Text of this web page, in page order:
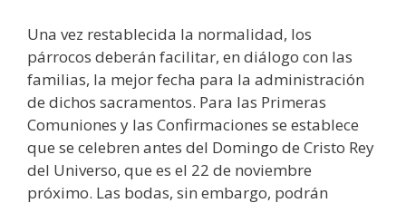
Una vez restablecida la normalidad, los
párrocos deberán facilitar, en diálogo con las
familias, la mejor fecha para la administración
de dichos sacramentos. Para las Primeras
Comuniones y las Confirmaciones se establece
que se celebren antes del Domingo de Cristo Rey
del Universo, que es el 22 de noviembre
próximo. Las bodas, sin embargo, podrán